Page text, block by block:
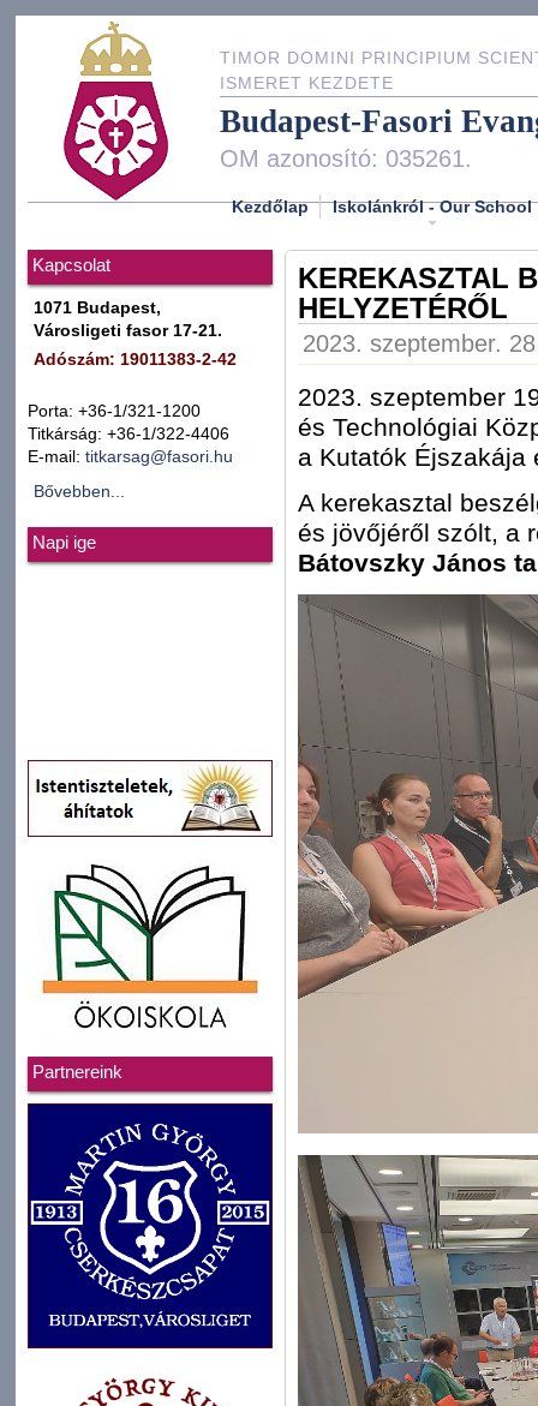
TIMOR DOMINI PRINCIPIUM
ISMERET KEZDETE
Budapest-Fasori
OM azonosító: 035261.
Kezdőlap Iskolánkról - Our School
Kapcsolat
1071 Budapest,
Városligeti fasor 17-21.
Adószám: 19011383-2-42
Porta: +36-1/321-1200
Titkárság: +36-1/322-4406
E-mail: titkarsag@fasori.hu
Bővebben...
Napi ige
Partnereink
KEREKASZTAL
HELYZETÉRŐL
2023. szeptember.
2023. szeptember
és Technológiai
a Kutatók Éjszakája
A kerekasztal
és jövőjéről szólt, a
Bátovszky János